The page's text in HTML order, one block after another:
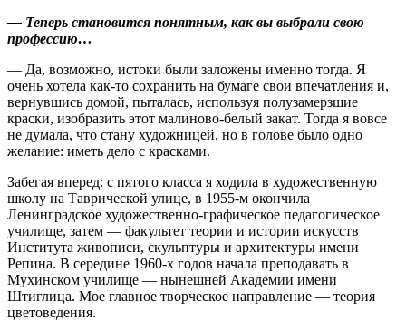
— Теперь становится понятным, как вы выбрали свою
профессию…
— Да, возможно, истоки были заложены именно тогда. Я
очень хотела как‑то сохранить на бумаге свои впечатления и,
вернувшись домой, пыталась, используя полузамерзшие
краски, изобразить этот малиново-белый закат. Тогда я вовсе
не думала, что стану художницей, но в голове было одно
желание: иметь дело с красками.
Забегая вперед: с пятого класса я ходила в художественную
школу на Таврической улице, в 1955‑м окончила
Ленинградское художественно-графическое педагогическое
училище, затем — факультет теории и истории искусств
Института живописи, скульптуры и архитектуры имени
Репина. В середине 1960‑х годов начала преподавать в
Мухинском училище — нынешней Академии имени
Штиглица. Мое главное творческое направление — теория
цветоведения.